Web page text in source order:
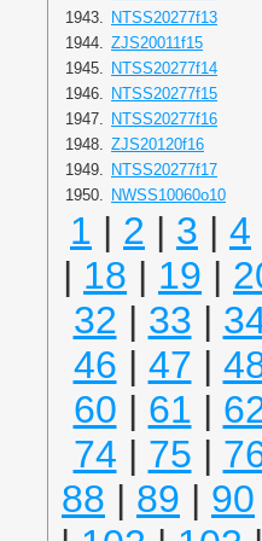
1943. NTSS20277f13
1944. ZJS20011f15
1945. NTSS20277f14
1946. NTSS20277f15
1947. NTSS20277f16
1948. ZJS20120f16
1949. NTSS20277f17
1950. NWSS10060o10
1 | 2 | 3 | 4
| 18 | 19 |
32 | 33 |
46 | 47 |
60 | 61 |
74 | 75 |
88 | 89 | 90